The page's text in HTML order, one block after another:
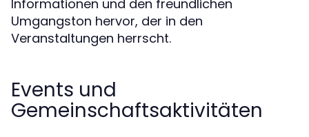
Informationen und den freundlichen
Umgangston hervor, der in den
Veranstaltungen herrscht.
Events und
Gemeinschaftsaktivitäten